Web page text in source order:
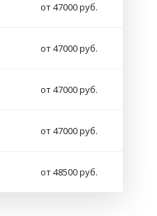
от 47000 руб.
от 47000 руб.
от 47000 руб.
от 47000 руб.
от 48500 руб.